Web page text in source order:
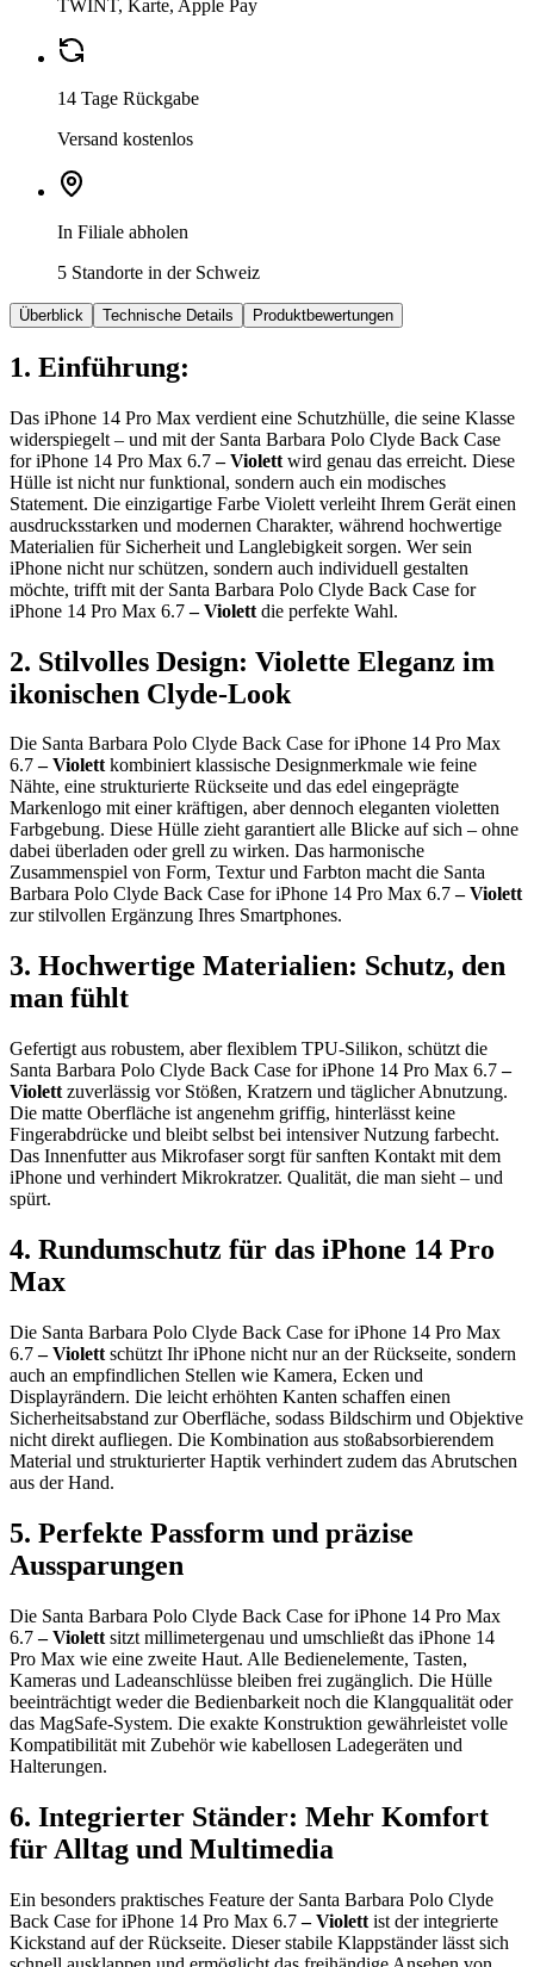
TWINT, Karte, Apple Pay
14 Tage Rückgabe
Versand kostenlos
In Filiale abholen
5 Standorte in der Schweiz
Überblick Technische Details Produktbewertungen
1. Einführung:
Das iPhone 14 Pro Max verdient eine Schutzhülle, die seine Klasse
widerspiegelt – und mit der Santa Barbara Polo Clyde Back Case
for iPhone 14 Pro Max 6.7– Violett wird genau das erreicht. Diese
Hülle ist nicht nur funktional, sondern auch ein modisches
Statement. Die einzigartige Farbe Violett verleiht Ihrem Gerät einen
ausdrucksstarken und modernen Charakter, während hochwertige
Materialien für Sicherheit und Langlebigkeit sorgen. Wer sein
iPhone nicht nur schützen, sondern auch individuell gestalten
möchte, trifft mit der Santa Barbara Polo Clyde Back Case for
iPhone 14 Pro Max 6.7– Violett die perfekte Wahl.
2. Stilvolles Design: Violette Eleganz im
ikonischen Clyde-Look
Die Santa Barbara Polo Clyde Back Case for iPhone 14 Pro Max
6.7– Violettkombiniert klassische Designmerkmale wie feine
Nähte, eine strukturierte Rückseite und das edel eingeprägte
Markenlogo mit einer kräftigen, aber dennoch eleganten violetten
Farbgebung. Diese Hülle zieht garantiert alle Blicke auf sich – ohne
dabei überladen oder grell zu wirken. Das harmonische
Zusammenspiel von Form, Textur und Farbton macht die Santa
Barbara Polo Clyde Back Case for iPhone 14 Pro Max 6.7– Violett
zur stilvollen Ergänzung Ihres Smartphones.
3. Hochwertige Materialien: Schutz, den
man fühlt
Gefertigt aus robustem, aber flexiblem TPU-Silikon, schützt die
Santa Barbara Polo Clyde Back Case for iPhone 14 Pro Max 6.7–
Violett zuverlässig vor Stößen, Kratzern und täglicher Abnutzung.
Die matte Oberfläche ist angenehm griffig, hinterlässt keine
Fingerabdrücke und bleibt selbst bei intensiver Nutzung farbecht.
Das Innenfutter aus Mikrofaser sorgt für sanften Kontakt mit dem
iPhone und verhindert Mikrokratzer. Qualität, die man sieht – und
spürt.
4. Rundumschutz für das iPhone 14 Pro
Max
Die Santa Barbara Polo Clyde Back Case for iPhone 14 Pro Max
6.7– Violett schützt Ihr iPhone nicht nur an der Rückseite, sondern
auch an empfindlichen Stellen wie Kamera, Ecken und
Displayrändern. Die leicht erhöhten Kanten schaffen einen
Sicherheitsabstand zur Oberfläche, sodass Bildschirm und Objektive
nicht direkt aufliegen. Die Kombination aus stoßabsorbierendem
Material und strukturierter Haptik verhindert zudem das Abrutschen
aus der Hand.
5. Perfekte Passform und präzise
Aussparungen
Die Santa Barbara Polo Clyde Back Case for iPhone 14 Pro Max
6.7– Violett sitzt millimetergenau und umschließt das iPhone 14
Pro Max wie eine zweite Haut. Alle Bedienelemente, Tasten,
Kameras und Ladeanschlüsse bleiben frei zugänglich. Die Hülle
beeinträchtigt weder die Bedienbarkeit noch die Klangqualität oder
das MagSafe-System. Die exakte Konstruktion gewährleistet volle
Kompatibilität mit Zubehör wie kabellosen Ladegeräten und
Halterungen.
6. Integrierter Ständer: Mehr Komfort
für Alltag und Multimedia
Ein besonders praktisches Feature der Santa Barbara Polo Clyde
Back Case for iPhone 14 Pro Max 6.7– Violett ist der integrierte
Kickstand auf der Rückseite. Dieser stabile Klappständer lässt sich